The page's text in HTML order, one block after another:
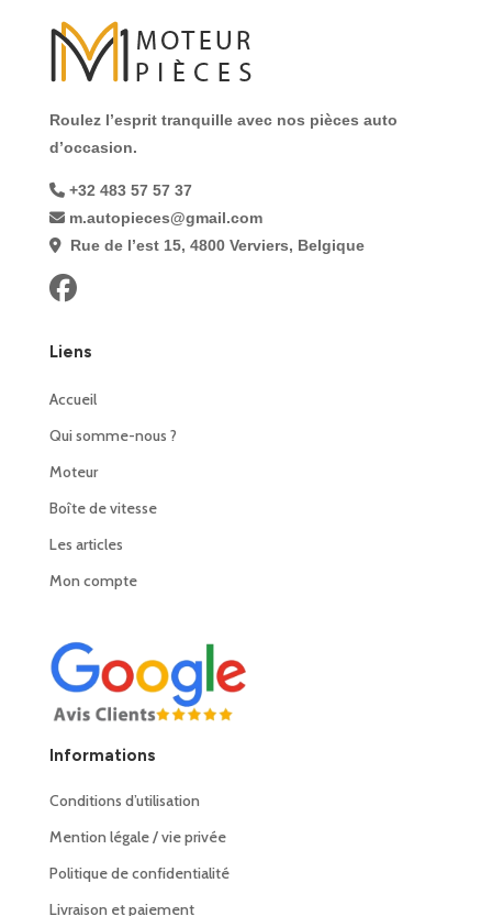
Roulez l’esprit tranquille avec nos pièces auto
d’occasion.
+32 483 57 57 37
m.autopieces@gmail.com
Rue de l’est 15, 4800 Verviers, Belgique
Liens
Accueil
Qui somme-nous ?
Moteur
Boîte de vitesse
Les articles
Mon compte
Informations
Conditions d’utilisation
Mention légale / vie privée
Politique de confidentialité
Livraison et paiement